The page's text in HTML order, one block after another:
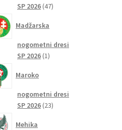
SP 2026 4747
Madžarska
nogometni dresi
SP 2026 11
Maroko
nogometni dresi
SP 2026 2323
Mehika